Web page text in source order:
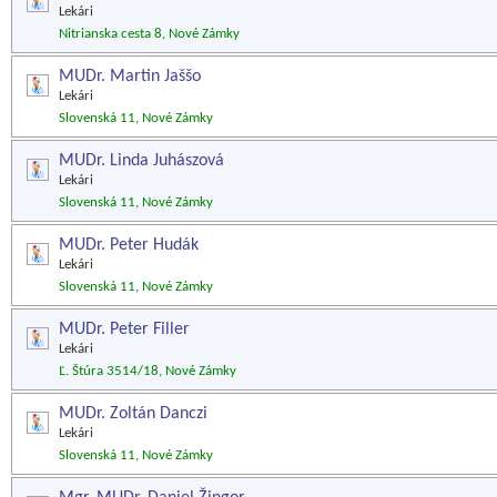
Lekári
Nitrianska cesta 8, Nové Zámky
MUDr. Martin Jaššo
Lekári
Slovenská 11, Nové Zámky
MUDr. Linda Juhászová
Lekári
Slovenská 11, Nové Zámky
MUDr. Peter Hudák
Lekári
Slovenská 11, Nové Zámky
MUDr. Peter Filler
Lekári
Ľ. Štúra 3514/18, Nové Zámky
MUDr. Zoltán Danczi
Lekári
Slovenská 11, Nové Zámky